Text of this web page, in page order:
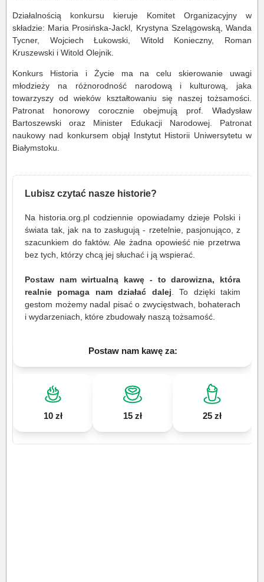
Działalnością konkursu kieruje Komitet Organizacyjny w
składzie: Maria Prosińska-Jackl, Krystyna Szelągowską, Wanda
Tycner, Wojciech Łukowski, Witold Konieczny, Roman
Kruszewski i Witold Olejnik.
Konkurs Historia i Życie ma na celu skierowanie uwagi
młodzieży na różnorodność narodową i kulturową, jaka
towarzyszy od wieków kształtowaniu się naszej tożsamości.
Patronat honorowy corocznie obejmują prof. Władysław
Bartoszewski oraz Minister Edukacji Narodowej. Patronat
naukowy nad konkursem objął Instytut Historii Uniwersytetu w
Białymstoku.
Lubisz czytać nasze historie?
Na historia.org.pl codziennie opowiadamy dzieje Polski i
świata tak, jak na to zasługują - rzetelnie, pasjonująco, z
szacunkiem do faktów. Ale żadna opowieść nie przetrwa
bez tych, którzy chcą jej słuchać i ją wspierać.
Postaw nam wirtualną kawę - to darowizna, która
realnie pomaga nam działać dalej . To dzięki takim
gestom możemy nadal pisać o zwycięstwach, bohaterach
i wydarzeniach, które zbudowały naszą tożsamość.
Postaw nam kawę za:
10 zł 15 zł 25 zł